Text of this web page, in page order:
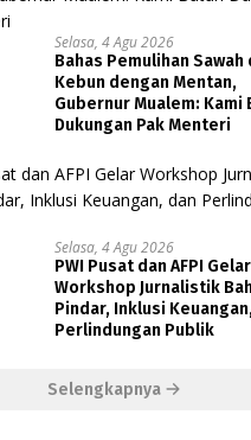
Selasa, 4 Agu 2026
Bahas Pemulihan Sawah
Kebun dengan Mentan,
Gubernur Mualem: Kami
Dukungan Pak Menteri
Selasa, 4 Agu 2026
PWI Pusat dan AFPI Gelar
Workshop Jurnalistik
Pindar, Inklusi
Perlindungan Publik
Selengkapnya